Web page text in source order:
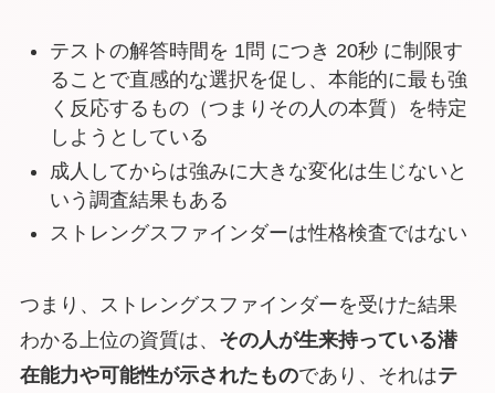
テストの解答時間を 1問 につき 20秒 に制限す
ることで直感的な選択を促し、本能的に最も強
く反応するもの（つまりその人の本質）を特定
しようとしている
成人してからは強みに大きな変化は生じないと
いう調査結果もある
ストレングスファインダーは性格検査ではない
つまり、ストレングスファインダーを受けた結果
わかる上位の資質は、 その人が生来持っている潜
在能力や可能性が示されたものであり、それはテ